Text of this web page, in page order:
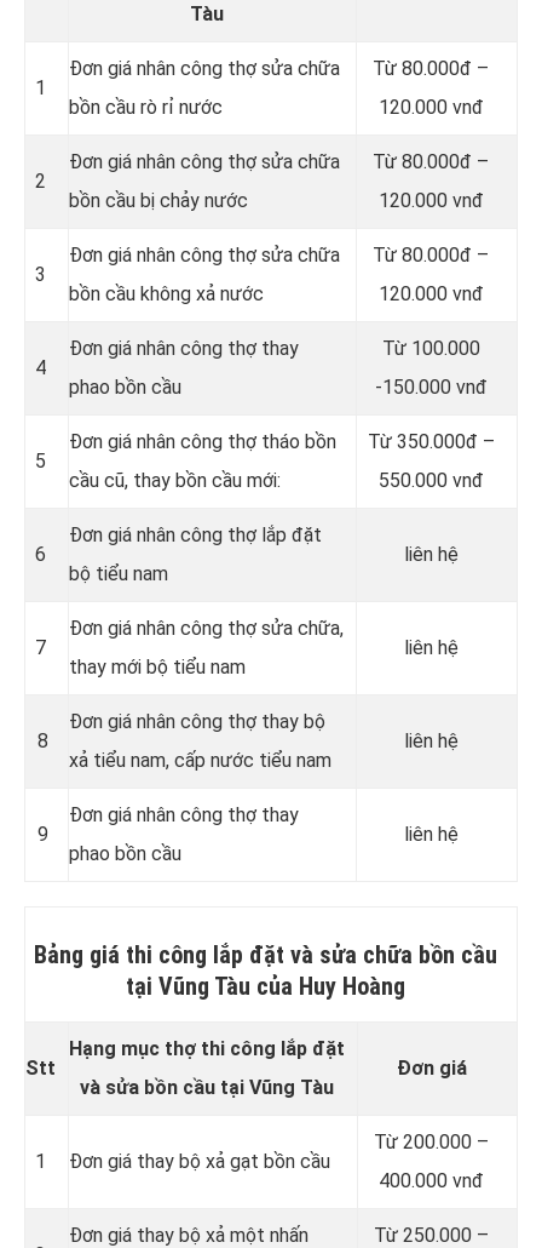
Tàu
1
Đơn giá nhân công thợ sửa chữa
bồn cầu rò rỉ nước
Từ 80.000đ –
120.000 vnđ
2
Đơn giá nhân công thợ sửa chữa
bồn cầu bị chảy nước
Từ 80.000đ –
120.000 vnđ
3
Đơn giá nhân công thợ sửa chữa
bồn cầu không xả nước
Từ 80.000đ –
120.000 vnđ
4
Đơn giá nhân công thợ thay
phao bồn cầu
Từ 100.000
-150.000 vnđ
5
Đơn giá nhân công thợ tháo bồn
cầu cũ, thay bồn cầu mới:
Từ 350.000đ –
550.000 vnđ
6
Đơn giá nhân công thợ lắp đặt
bộ tiểu nam
liên hệ
7
Đơn giá nhân công thợ sửa chữa,
thay mới bộ tiểu nam
liên hệ
8
Đơn giá nhân công thợ thay bộ
xả tiểu nam, cấp nước tiểu nam
liên hệ
9
Đơn giá nhân công thợ thay
phao bồn cầu
liên hệ
Bảng giá thi công lắp đặt và sửa chữa bồn cầu
tại Vũng Tàu của Huy Hoàng
Stt
Hạng mục thợ thi công lắp đặt
và sửa bồn cầu tại Vũng Tàu
Đơn giá
1 Đơn giá thay bộ xả gạt bồn cầu
Từ 200.000 –
400.000 vnđ
Đơn giá thay bộ xả một nhấn
Từ 250.000 –